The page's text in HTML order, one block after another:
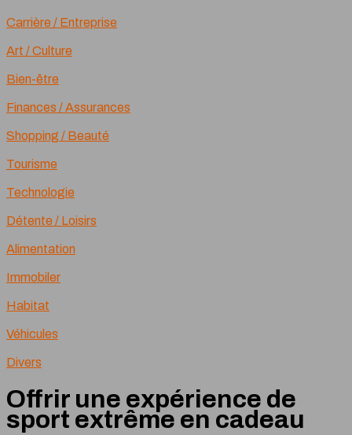
Carrière / Entreprise
Art / Culture
Bien-être
Finances / Assurances
Shopping / Beauté
Tourisme
Technologie
Détente / Loisirs
Alimentation
Immobiler
Habitat
Véhicules
Divers
Offrir une expérience de
sport extrême en cadeau